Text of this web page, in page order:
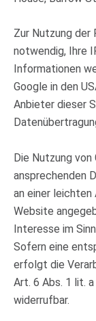
Zur Nutzung der
notwendig, Ihre
Informationen
Google in den
Anbieter dieser
Die Nutzung
ansprechenden
an einer leichten
Website
Interesse im
Sofern eine
erfolgt die
Art. 6 Abs. 1 lit.
widerrufbar.